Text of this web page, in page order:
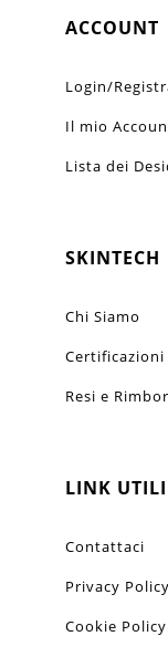
ACCOUNT
Login/
Il mio
Lista dei
SKINTECH
Chi Siamo
Certificazioni
Resi e
LINK UTILI
Contattaci
Privacy Policy
Cookie Policy